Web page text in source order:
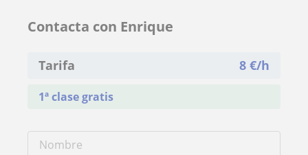
Contacta con Enrique
Tarifa 8 €/h
1ª clase gratis